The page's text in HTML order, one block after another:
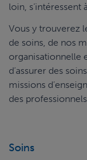
loin, s’intéressent
Vous y trouverez
de soins, de nos
organisationnelle
d’assurer des
missions
des professionnels
Soins